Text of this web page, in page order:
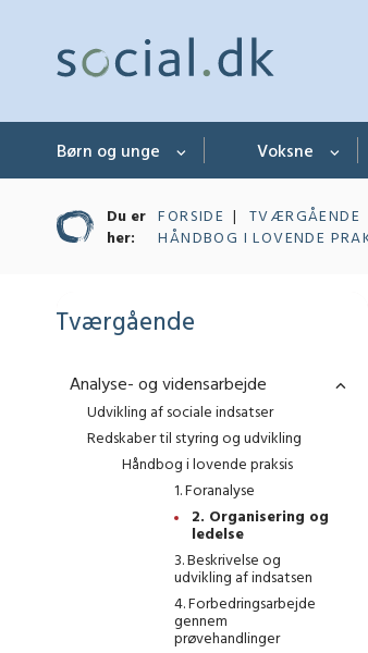
Børn og unge Voksne
Du er
her:
FORSIDE TVÆRGÅENDE
HÅNDBOG I LOVENDE
Tværgående
Analyse- og vidensarbejde
Udvikling af sociale indsatser
Redskaber til styring og udvikling
Håndbog i lovende praksis
1. Foranalyse
2. Organisering og
ledelse
3. Beskrivelse og
udvikling af indsatsen
4. Forbedringsarbejde
gennem
prøvehandlinger